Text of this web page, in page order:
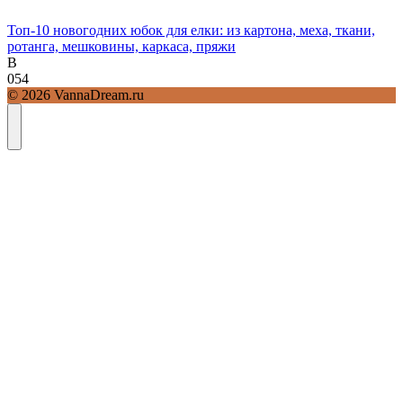
Топ-10 новогодних юбок для елки: из картона, меха, ткани,
ротанга, мешковины, каркаса, пряжи
В
054
© 2026 VannaDream.ru